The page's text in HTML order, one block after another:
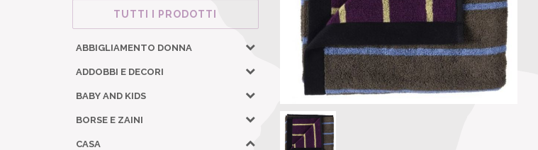
TUTTI I PRODOTTI
ABBIGLIAMENTO DONNA
ADDOBBI E DECORI
BABY AND KIDS
BORSE E ZAINI
CASA